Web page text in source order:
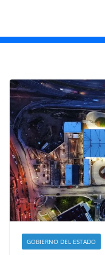
GOBIERNO DEL ESTADO